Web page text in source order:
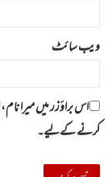
ویب‌ سائٹ
اس براؤزر میں میرا
کرنے کےلیے۔